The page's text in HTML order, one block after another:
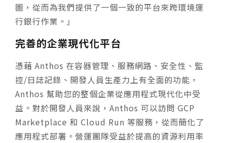
圖，從而為我們提供了一個一致的平台來跨環境運
行銀行作業。」
完善的企業現代化平台
憑藉 Anthos 在容器管理、服務網路、安全性、監
控/日誌記錄、開發人員生產力上有全面的功能，
Anthos 幫助您的整個企業從應用程式現代化中受
益。對於開發人員來說，Anthos 可以訪問 GCP
Marketplace 和 Cloud Run 等服務，從而簡化了
應用程式部署。營運團隊受益於提高的資源利用率